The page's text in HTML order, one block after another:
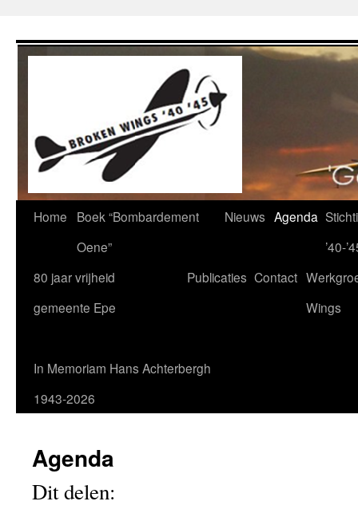
naar
Home
Boek “Bombardement
Oene”
Nieuws Agenda
’40-
80 jaar vrijheid
gemeente Epe
Publicaties Contact
Wings
In Memoriam Hans Achterbergh
1943-2026
Agenda
Dit delen: